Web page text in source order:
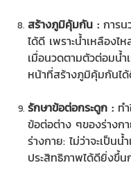
สร้างภูมิคุ้มกัน : การน
ได้ดี เพราะน้ำเหลืองไ
เมื่อนวดตามตัวต่อมน้ำ
หน้าที่สร้างภูมิคุ้มกันไ
รักษาข้อต่อกระดูก : ท
ข้อต่อต่าง ๆของร่างก
ร่างกาย: ไม่ว่าจะเป็น
ประสิทธิภาพได้ดียิ่งขึ้น